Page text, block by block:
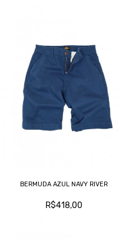
BERMUDA AZUL NAVY RIVER
R$418,00